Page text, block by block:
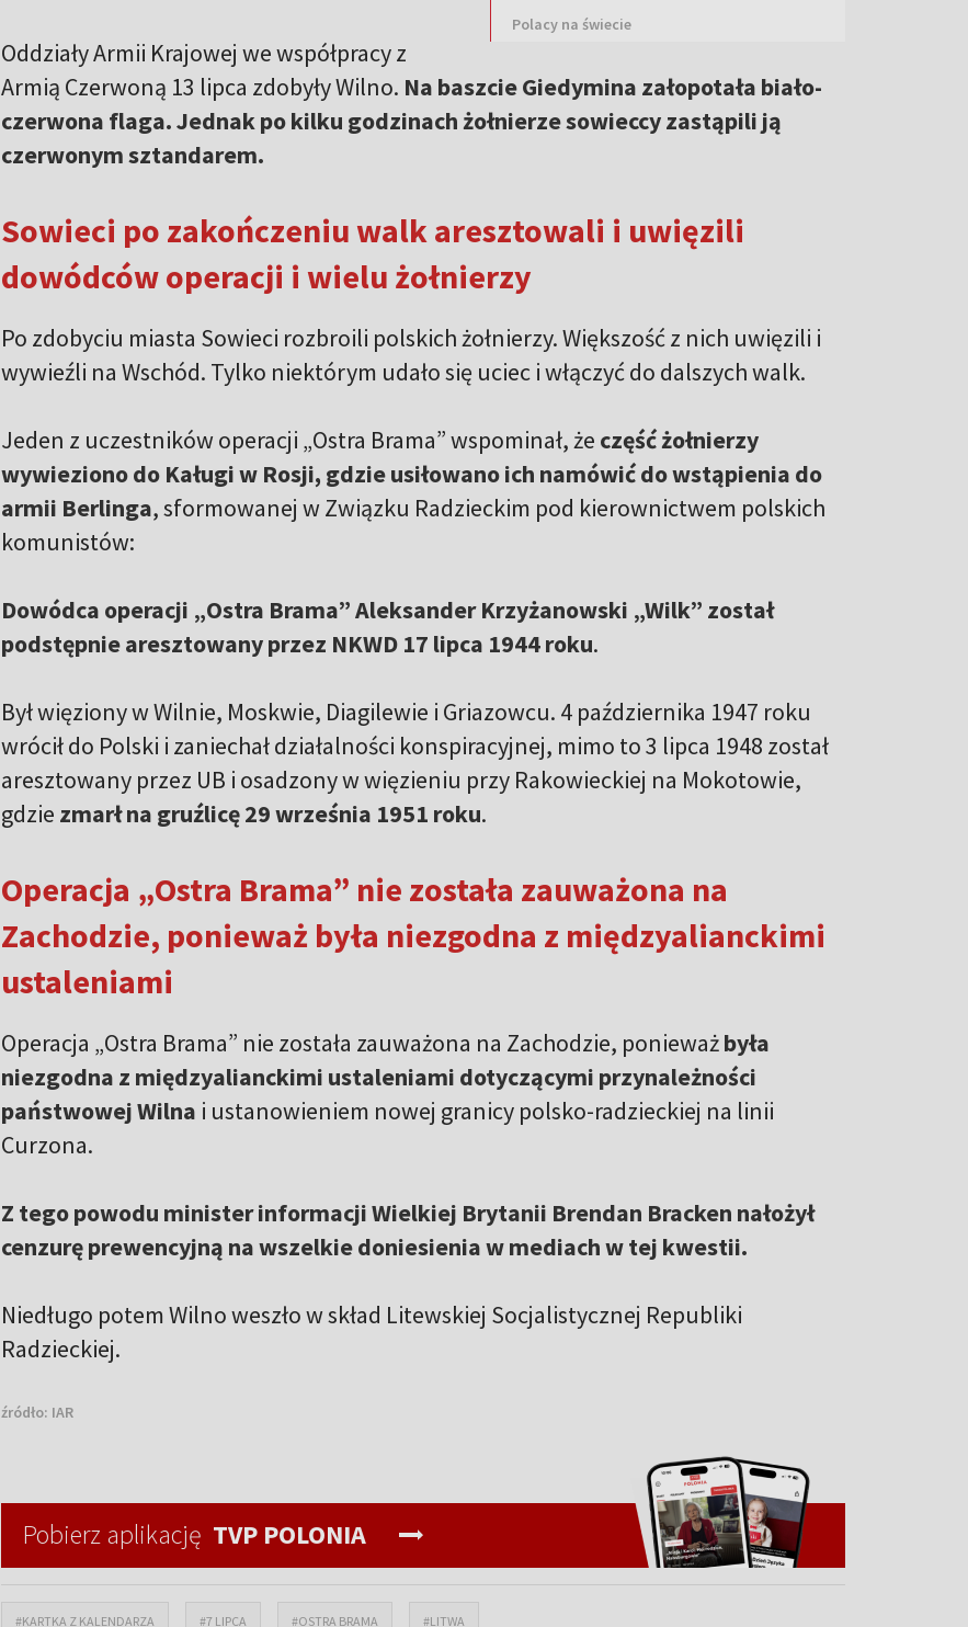
Polacy na świecie
Oddziały Armii Krajowej we współpracy z
Armią Czerwoną 13 lipca zdobyły Wilno. Na baszcie Giedymina załopotała biało-
czerwona flaga. Jednak po kilku godzinach żołnierze sowieccy zastąpili ją
czerwonym sztandarem.
Sowieci po zakończeniu walk aresztowali i uwięzili
dowódców operacji i wielu żołnierzy
Po zdobyciu miasta Sowieci rozbroili polskich żołnierzy. Większość z nich uwięzili i
wywieźli na Wschód. Tylko niektórym udało się uciec i włączyć do dalszych walk.
Jeden z uczestników operacji „Ostra Brama” wspominał, że część żołnierzy
wywieziono do Kaługi w Rosji, gdzie usiłowano ich namówić do wstąpienia do
armii Berlinga, sformowanej w Związku Radzieckim pod kierownictwem polskich
komunistów:
Dowódca operacji „Ostra Brama” Aleksander Krzyżanowski „Wilk” został
podstępnie aresztowany przez NKWD 17 lipca 1944 roku.
Był więziony w Wilnie, Moskwie, Diagilewie i Griazowcu. 4 października 1947 roku
wrócił do Polski i zaniechał działalności konspiracyjnej, mimo to 3 lipca 1948 został
aresztowany przez UB i osadzony w więzieniu przy Rakowieckiej na Mokotowie,
gdzie zmarł na gruźlicę 29 września 1951 roku.
Operacja „Ostra Brama” nie została zauważona na
Zachodzie, ponieważ była niezgodna z międzyalianckimi
ustaleniami
Operacja „Ostra Brama” nie została zauważona na Zachodzie, ponieważbyła
niezgodna z międzyalianckimi ustaleniami dotyczącymi przynależności
państwowej Wilna i ustanowieniem nowej granicy polsko-radzieckiej na linii
Curzona.
Z tego powodu minister informacji Wielkiej Brytanii Brendan Bracken nałożył
cenzurę prewencyjną na wszelkie doniesienia w mediach w tej kwestii.
Niedługo potem Wilno weszło w skład Litewskiej Socjalistycznej Republiki
Radzieckiej.
źródło: IAR
Pobierz aplikację TVP POLONIA
#KARTKA Z KALENDARZA #7 LIPCA #OSTRA BRAMA #LITWA